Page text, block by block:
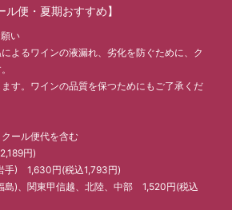
便・夏期おすすめ】
い
よるワインの液漏れ、劣化を防ぐために、ク
す。ワインの品質を保つためにもご了承くだ
クール便代を含む
円)
手) 1,630円(税込1,793円)
島)、関東甲信越、北陸、中部 1,520円(税込